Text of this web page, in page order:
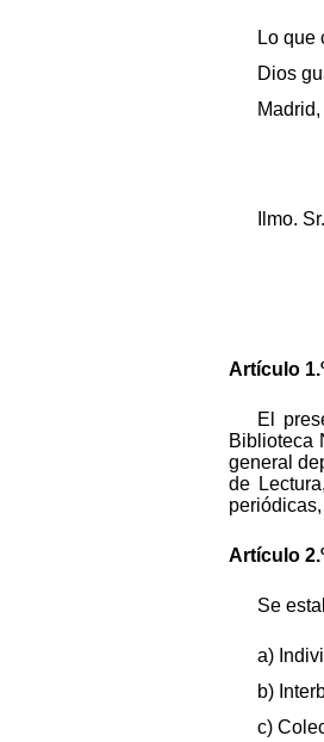
Lo que
Dios
Ilmo.
Artículo
El
Biblioteca
general
de
Artículo
Se
a)
b)
c)